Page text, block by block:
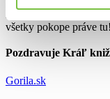
všetky pokope práve tu!
Pozdravuje Kráľ
Gorila.sk